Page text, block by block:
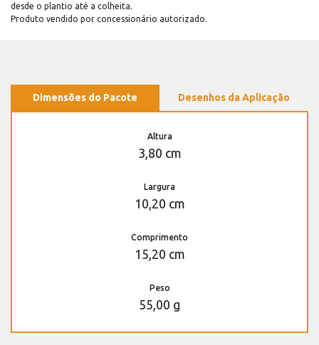
desde o plantio até a colheita.
Produto vendido por concessionário autorizado.
Dimensões do Pacote Desenhos da Aplicação
Altura
3,80 cm
Largura
10,20 cm
Comprimento
15,20 cm
Peso
55,00 g